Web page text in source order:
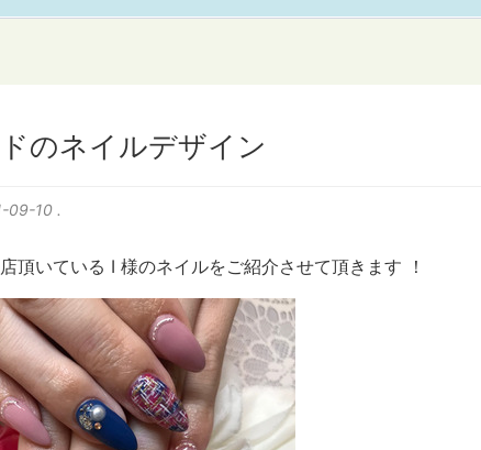
のネイルデザイン
09-10 .
頂いている I 様のネイルをご紹介させて頂きます ！